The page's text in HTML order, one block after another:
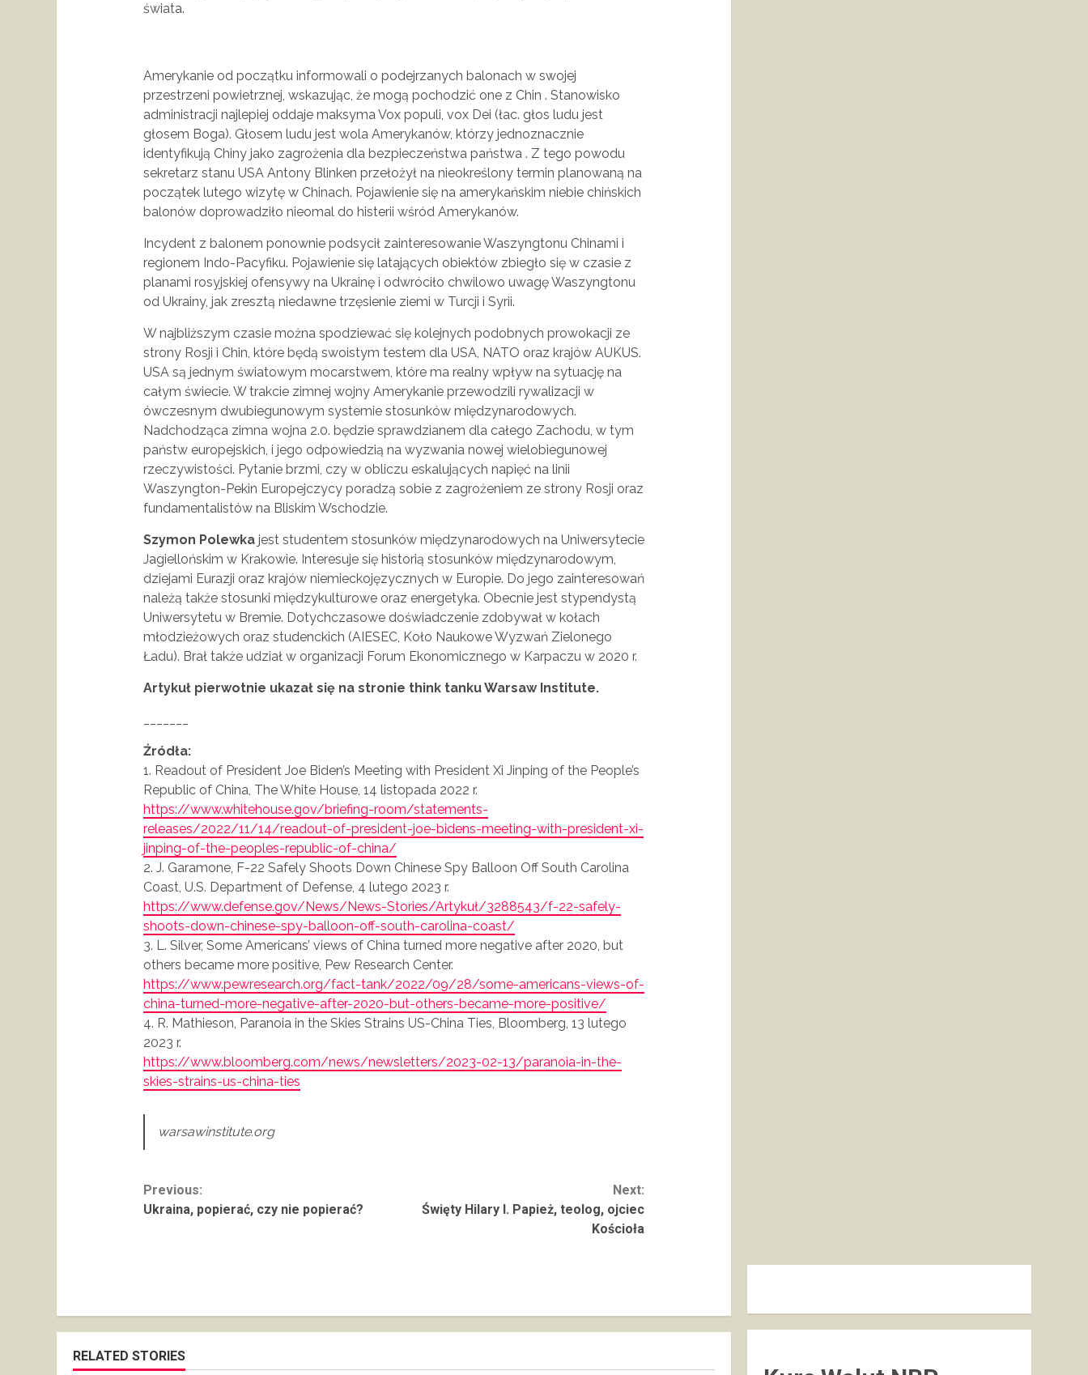
świata.
Amerykanie od początku informowali o podejrzanych balonach w swojej
przestrzeni powietrznej, wskazując, że mogą pochodzić one z Chin . Stanowisko
administracji najlepiej oddaje maksyma Vox populi, vox Dei (łac. głos ludu jest
głosem Boga). Głosem ludu jest wola Amerykanów, którzy jednoznacznie
identyfikują Chiny jako zagrożenia dla bezpieczeństwa państwa . Z tego powodu
sekretarz stanu USA Antony Blinken przełożył na nieokreślony termin planowaną na
początek lutego wizytę w Chinach. Pojawienie się na amerykańskim niebie chińskich
balonów doprowadziło nieomal do histerii wśród Amerykanów.
Incydent z balonem ponownie podsycił zainteresowanie Waszyngtonu Chinami i
regionem Indo-Pacyfiku. Pojawienie się latających obiektów zbiegło się w czasie z
planami rosyjskiej ofensywy na Ukrainę i odwróciło chwilowo uwagę Waszyngtonu
od Ukrainy, jak zresztą niedawne trzęsienie ziemi w Turcji i Syrii.
W najbliższym czasie można spodziewać się kolejnych podobnych prowokacji ze
strony Rosji i Chin, które będą swoistym testem dla USA, NATO oraz krajów AUKUS.
USA są jednym światowym mocarstwem, które ma realny wpływ na sytuację na
całym świecie. W trakcie zimnej wojny Amerykanie przewodzili rywalizacji w
ówczesnym dwubiegunowym systemie stosunków międzynarodowych.
Nadchodząca zimna wojna 2.0. będzie sprawdzianem dla całego Zachodu, w tym
państw europejskich, i jego odpowiedzią na wyzwania nowej wielobiegunowej
rzeczywistości. Pytanie brzmi, czy w obliczu eskalujących napięć na linii
Waszyngton-Pekin Europejczycy poradzą sobie z zagrożeniem ze strony Rosji oraz
fundamentalistów na Bliskim Wschodzie.
Szymon Polewkajest studentem stosunków międzynarodowych na Uniwersytecie
Jagiellońskim w Krakowie. Interesuje się historią stosunków międzynarodowym,
dziejami Eurazji oraz krajów niemieckojęzycznych w Europie. Do jego zainteresowań
należą także stosunki międzykulturowe oraz energetyka. Obecnie jest stypendystą
Uniwersytetu w Bremie. Dotychczasowe doświadczenie zdobywał w kołach
młodzieżowych oraz studenckich (AIESEC, Koło Naukowe Wyzwań Zielonego
Ładu). Brał także udział w organizacji Forum Ekonomicznego w Karpaczu w 2020 r.
Artykuł pierwotnie ukazał się na stronie think tanku Warsaw Institute.
Źródła:
1. Readout of President Joe Biden’s Meeting with President Xi Jinping of the People’s
Republic of China, The White House, 14 listopada 2022 r.
https://www.whitehouse.gov/briefing-room/statements-
releases/2022/11/14/readout-of-president-joe-bidens-meeting-with-president-xi-
jinping-of-the-peoples-republic-of-china/
2. J. Garamone, F-22 Safely Shoots Down Chinese Spy Balloon Off South Carolina
Coast, U.S. Department of Defense, 4 lutego 2023 r.
https://www.defense.gov/News/News-Stories/Artykuł/3288543/f-22-safely-
shoots-down-chinese-spy-balloon-off-south-carolina-coast/
3. L. Silver, Some Americans’ views of China turned more negative after 2020, but
others became more positive, Pew Research Center.
https://www.pewresearch.org/fact-tank/2022/09/28/some-americans-views-of-
china-turned-more-negative-after-2020-but-others-became-more-positive/
4. R. Mathieson, Paranoia in the Skies Strains US-China Ties, Bloomberg, 13 lutego
2023 r.
https://www.bloomberg.com/news/newsletters/2023-02-13/paranoia-in-the-
skies-strains-us-china-ties
warsawinstitute.org
Continue
Previous:
Ukraina, popierać, czy nie popierać?
Next:
Święty Hilary I. Papież, teolog, ojciec
Kościoła
RELATED STORIES